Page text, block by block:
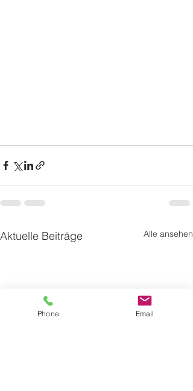
Aktuelle Beiträge Alle ansehen
Phone Email